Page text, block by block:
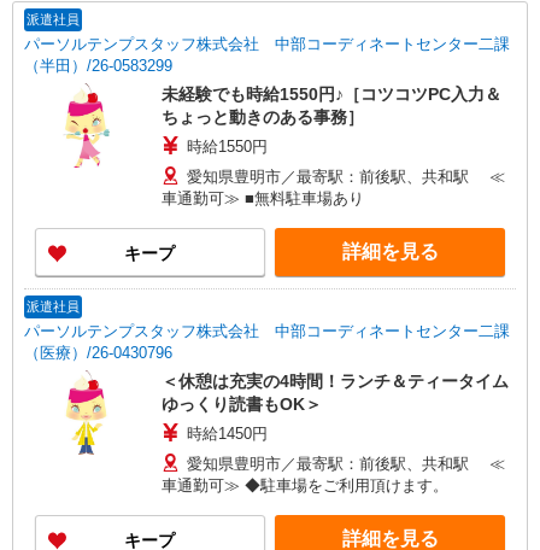
派遣社員
パーソルテンプスタッフ株式会社 中部コーディネートセンター二課
（半田）/26-0583299
未経験でも時給1550円♪［コツコツPC入力＆
ちょっと動きのある事務］
時給1550円
愛知県豊明市／最寄駅：前後駅、共和駅 ≪
車通勤可≫ ■無料駐車場あり
キープ 詳細を見る
派遣社員
パーソルテンプスタッフ株式会社 中部コーディネートセンター二課
（医療）/26-0430796
＜休憩は充実の4時間！ランチ＆ティータイム
ゆっくり読書もOK＞
時給1450円
愛知県豊明市／最寄駅：前後駅、共和駅 ≪
車通勤可≫ ◆駐車場をご利用頂けます。
キープ 詳細を見る